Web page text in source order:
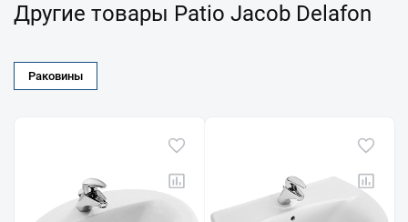
Другие товары Patio Jacob Delafon
Раковины